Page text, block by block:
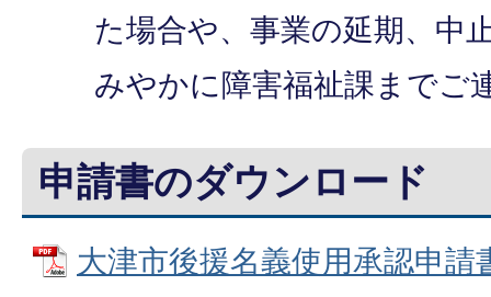
た場合や、事業の延期、中
みやかに障害福祉課までご
申請書のダウンロード
大津市後援名義使用承認申